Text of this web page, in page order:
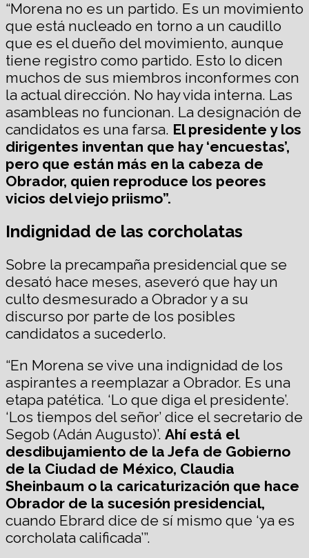
“Morena no es un partido. Es un movimiento
que está nucleado en torno a un caudillo
que es el dueño del movimiento, aunque
tiene registro como partido. Esto lo dicen
muchos de sus miembros inconformes con
la actual dirección. No hay vida interna. Las
asambleas no funcionan. La designación de
candidatos es una farsa. El presidente y los
dirigentes inventan que hay ‘encuestas’,
pero que están más en la cabeza de
Obrador, quien reproduce los peores
vicios del viejo priismo”.
Indignidad de las corcholatas
Sobre la precampaña presidencial que se
desató hace meses, aseveró que hay un
culto desmesurado a Obrador y a su
discurso por parte de los posibles
candidatos a sucederlo.
“En Morena se vive una indignidad de los
aspirantes a reemplazar a Obrador. Es una
etapa patética. ‘Lo que diga el presidente’.
‘Los tiempos del señor’ dice el secretario de
Segob (Adán Augusto)’. Ahí está el
desdibujamiento de la Jefa de Gobierno
de la Ciudad de México, Claudia
Sheinbaum o la caricaturización que hace
Obrador de la sucesión presidencial,
cuando Ebrard dice de sí mismo que ‘ya es
corcholata calificada’”.